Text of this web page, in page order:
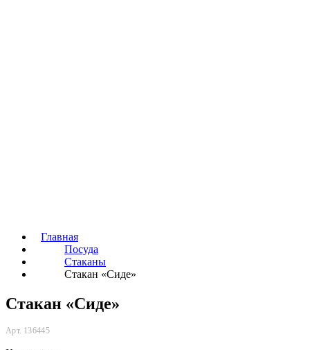
Главная
Посуда
Стаканы
Стакан «Сиде»
Стакан «Сиде»
Арт. 136445